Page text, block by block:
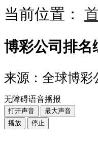
当前位置：
博彩公司排名
来源：全球博彩
无障碍语音播报
打开声音
最大声音
播放
停止